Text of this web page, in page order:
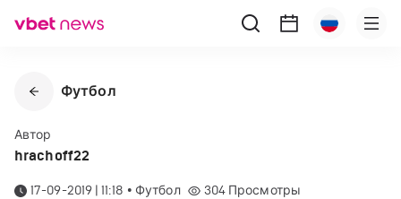
Футбол
Автор
hrachoff22
17-09-2019 | 11:18 • Футбол 304 Просмотры